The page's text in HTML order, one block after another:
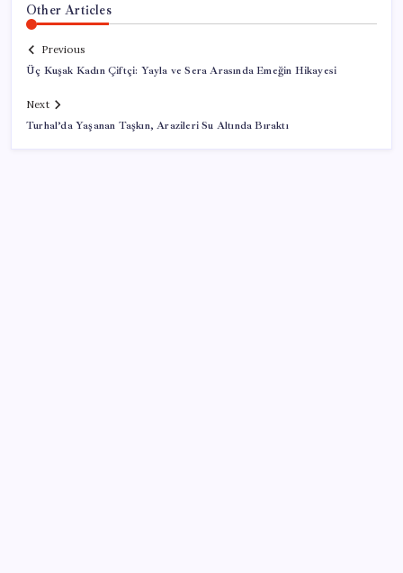
Other Articles
Previous
Üç Kuşak Kadın Çiftçi: Yayla ve Sera Arasında Emeğin Hikayesi
Next
Turhal’da Yaşanan Taşkın, Arazileri Su Altında Bıraktı